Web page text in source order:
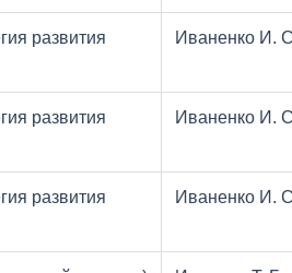
развития
Иваненко И.
развития
Иваненко И.
развития
Иваненко И.